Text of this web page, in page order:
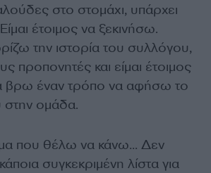
στο στομάχι, υπάρχει
έτοιμος να ξεκινήσω.
την ιστορία του συλλόγου,
προπονητές και είμαι έτοιμος
βρω έναν τρόπο να αφήσω το
ομάδα.
που θέλω να κάνω… Δεν
συγκεκριμένη λίστα για